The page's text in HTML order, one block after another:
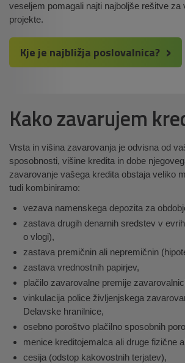
veseljem pomagali najti najboljše rešitve za
projekte.
Kje je najbližja poslovalnica?
Kako zavarujem
Vrsta in višina zavarovanja je odvisna od
sposobnosti, višine kredita in dobe
zavarovanje vašega kredita obstaja veliko
tudi kombiniramo:
vezava namenskega depozita za
zastava drugih denarnih sredstev v
o vlogi),
zastava premičnin ali nepremičnin
zastava vrednostnih papirjev,
plačilo zavarovalne premije
vinkulacija police življenjskega
Delavske hranilnice,
osebno poroštvo plačilno sposobnih
menice kreditojemalca ali druge fizične
cesija (odstop kakovostnih terjatev),